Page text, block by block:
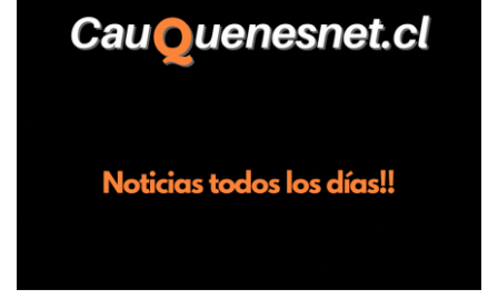
trabajadores, el edil descendió del vehículo y, en medio de la
confrontación, la habría tomado de los hombros, empujado al
suelo y agredido con golpes de pies y manos, mientr...